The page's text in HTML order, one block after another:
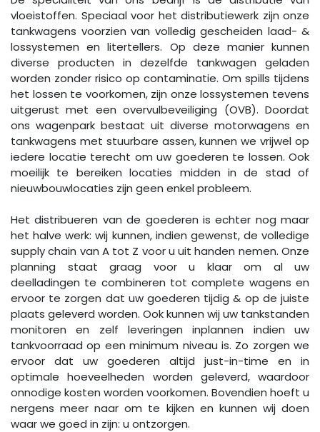
vloeistoffen. Speciaal voor het distributiewerk zijn onze
tankwagens voorzien van volledig gescheiden laad- &
lossystemen en litertellers. Op deze manier kunnen
diverse producten in dezelfde tankwagen geladen
worden zonder risico op contaminatie. Om spills tijdens
het lossen te voorkomen, zijn onze lossystemen tevens
uitgerust met een overvulbeveiliging (OVB). Doordat
ons wagenpark bestaat uit diverse motorwagens en
tankwagens met stuurbare assen, kunnen we vrijwel op
iedere locatie terecht om uw goederen te lossen. Ook
moeilijk te bereiken locaties midden in de stad of
nieuwbouwlocaties zijn geen enkel probleem.
Het distribueren van de goederen is echter nog maar
het halve werk: wij kunnen, indien gewenst, de volledige
supply chain van A tot Z voor u uit handen nemen. Onze
planning staat graag voor u klaar om al uw
deelladingen te combineren tot complete wagens en
ervoor te zorgen dat uw goederen tijdig & op de juiste
plaats geleverd worden. Ook kunnen wij uw tankstanden
monitoren en zelf leveringen inplannen indien uw
tankvoorraad op een minimum niveau is. Zo zorgen we
ervoor dat uw goederen altijd just-in-time en in
optimale hoeveelheden worden geleverd, waardoor
onnodige kosten worden voorkomen. Bovendien hoeft u
nergens meer naar om te kijken en kunnen wij doen
waar we goed in zijn: u ontzorgen.